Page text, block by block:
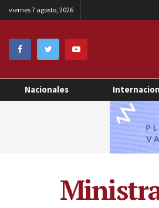
viernes 7 agosto, 2026
Nacionales